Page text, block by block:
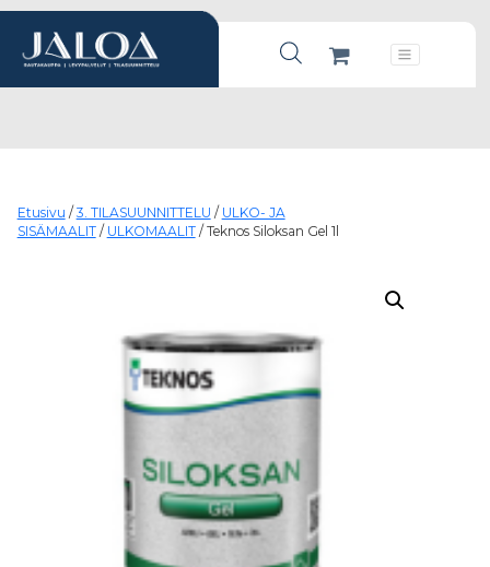
Products search
Päävalikko
Etusivu / 3. TILASUUNNITTELU / ULKO- JA
SISÄMAALIT/ ULKOMAALIT/ Teknos Siloksan Gel 1l